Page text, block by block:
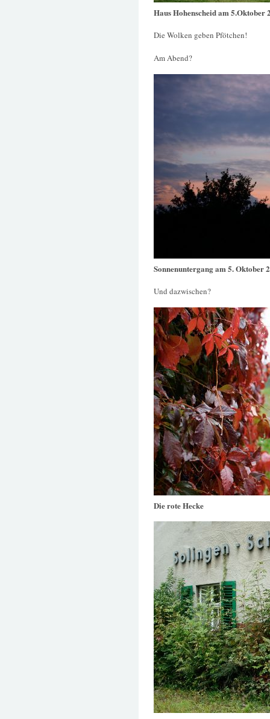
Haus Hohenscheid am 5.Oktober
Die Wolken geben Pfötchen!
Am Abend?
Sonnenuntergang am 5. Oktober
Und dazwischen?
Die rote Hecke